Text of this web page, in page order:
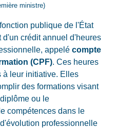
ministre)
publique de l'État
d'un crédit annuel d'heures
appelécompte
(CPF). Ces heures
à leur initiative. Elles
des formations visant
ou le
compétences dans le
professionnelle